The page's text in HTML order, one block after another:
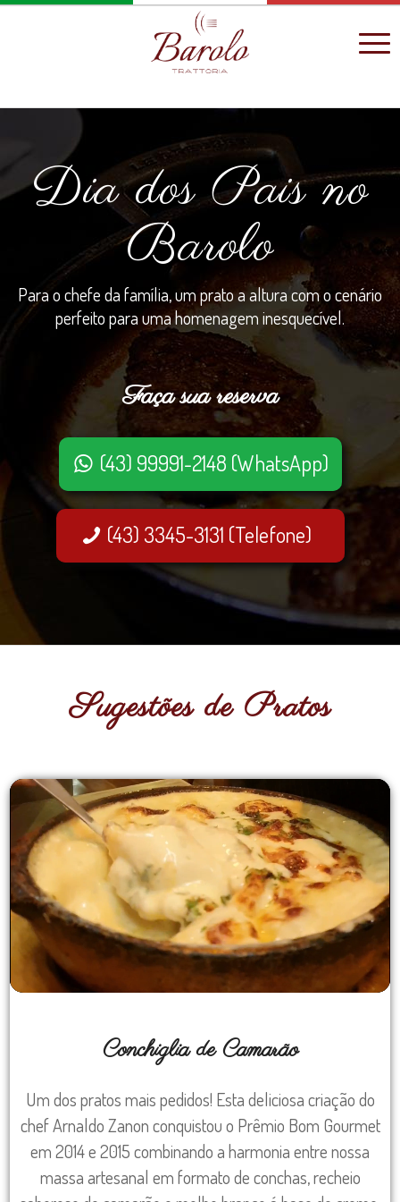
Dia dos Pais no
Barolo
Para o chefe da família, um prato a altura com o cenário
perfeito para uma homenagem inesquecível.
Faça sua reserva
(43) 99991-2148 (WhatsApp)
(43) 3345-3131 (Telefone)
Sugestões de Pratos
Conchiglia de Camarão
Um dos pratos mais pedidos! Esta deliciosa criação do
chef Arnaldo Zanon conquistou o Prêmio Bom Gourmet
em 2014 e 2015 combinando a harmonia entre nossa
massa artesanal em formato de conchas, recheio